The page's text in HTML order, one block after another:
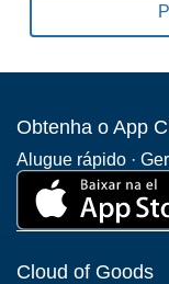
Obtenha o App
Alugue rápido ·
Cloud of Goods